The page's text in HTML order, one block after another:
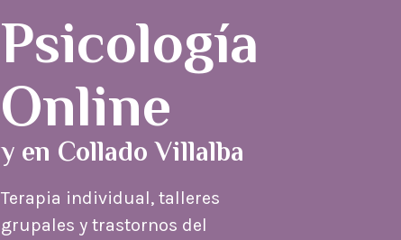
Psicología
Online
y en Collado Villalba
Terapia individual, talleres
grupales y trastornos del